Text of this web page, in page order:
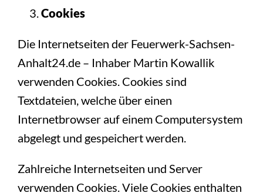
Cookies
Die Internetseiten der Feuerwerk-Sachsen-
Anhalt24.de – Inhaber Martin Kowallik
verwenden Cookies. Cookies sind
Textdateien, welche über einen
Internetbrowser auf einem Computersystem
abgelegt und gespeichert werden.
Zahlreiche Internetseiten und Server
verwenden Cookies. Viele Cookies enthalten